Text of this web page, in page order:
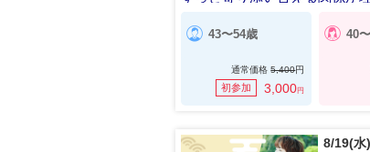
43〜54歳
通常価格5,400円
初参加 3,000円
40
8/19(水)